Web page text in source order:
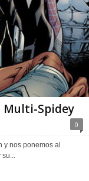
Multi-Spidey
0
y nos ponemos al
su...